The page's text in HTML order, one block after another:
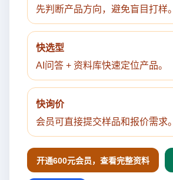
先判断产品方向，避免盲目打样。
快选型
AI问答 + 资料库快速定位产品。
快询价
会员可直接提交样品和报价需求。
开通600元会员，查看完整资料